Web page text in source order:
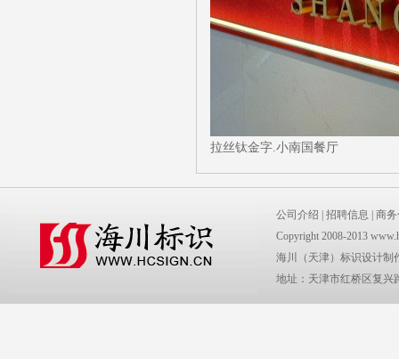
拉丝钛金字.小南国餐厅
公司介绍 招聘信息
商
Copyright 2008-2013
海川（天津）标识设计制
地址：天津市红桥区复兴